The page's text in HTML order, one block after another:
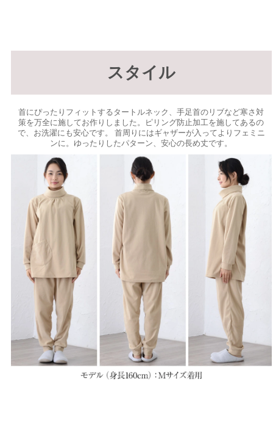
スタイル
首にぴったりフィットするタートルネック、手足首のリブなど寒さ対
策を万全に施してお作りしました。ピリング防止加工を施してあるの
で、お洗濯にも安心です。 首周りにはギャザーが入ってよりフェミニ
ンに。ゆったりしたパターン、安心の長め丈です。